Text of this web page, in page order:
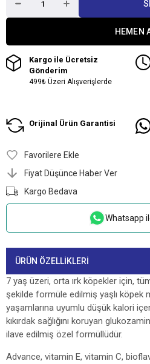
Kargo ile Ücretsiz
Gönderim
499₺ Üzeri Alışverişlerde
Orijinal Ürün Garantisi
Favorilere Ekle
Fiyat Düşünce Haber Ver
Kargo Bedava
Whatsapp
ÜRÜN ÖZELLIKLERI
7 yaş üzeri, orta ırk köpekler için,
şekilde formüle edilmiş yaşlı köpek
yaşamlarına uyumlu düşük kalori
kıkırdak sağlığını koruyan
ilave edilmiş özel formüllüdür.
Advance, vitamin E, vitamin C,